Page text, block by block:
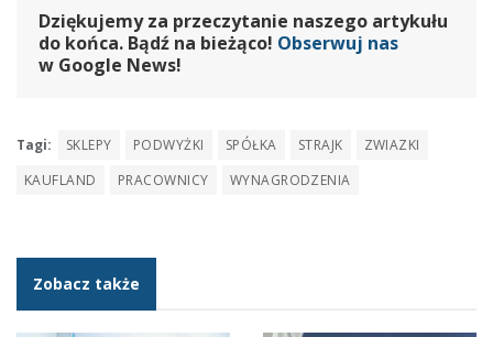
Dziękujemy za przeczytanie naszego artykułu
do końca. Bądź na bieżąco! Obserwuj nas
w Google News!
Tagi: SKLEPY PODWYŻKI SPÓŁKA STRAJK
ZWIAZKI
KAUFLAND
PRACOWNICY WYNAGRODZENIA
Zobacz także